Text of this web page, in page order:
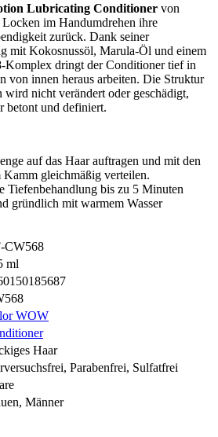
Lubricating Conditioner von
Locken im Handumdrehen ihre
zurück. Dank seiner
mit Kokosnussöl, Marula-Öl und einem
Komplex dringt der Conditioner tief in
von innen heraus arbeiten. Die Struktur
nicht verändert oder geschädigt,
betont und definiert.
auf das Haar auftragen und mit den
Kamm gleichmäßig verteilen.
Tiefenbehandlung bis zu 5 Minuten
gründlich mit warmem Wasser
CW568
ml
WOW
Haar
Parabenfrei, Sulfatfrei
Männer